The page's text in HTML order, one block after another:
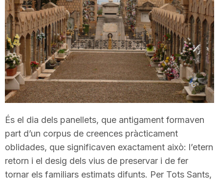
e
T
a
r
a
És el dia dels panellets, que antigament formaven
part d’un corpus de creences pràcticament
oblidades, que significaven exactament això: l’etern
retorn i el desig dels vius de preservar i de fer
tornar els familiars estimats difunts. Per Tots Sants,